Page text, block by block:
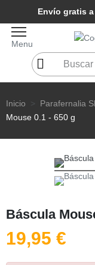
Envío gratis
Menu
Inicio Parafernalia
Mouse 0.1 - 650 g
Báscula
19,95 €